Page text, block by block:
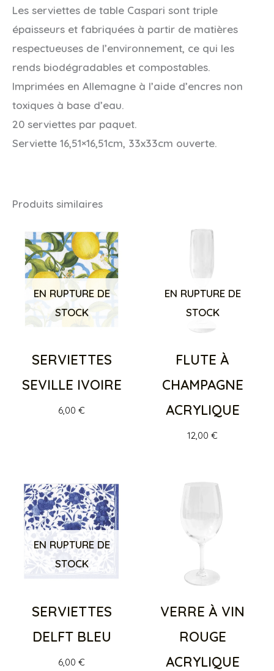
Les serviettes de table Caspari sont triple
épaisseurs et fabriquées à partir de matières
respectueuses de l’environnement, ce qui les
rends biodégradables et compostables.
Imprimées en Allemagne à l’aide d’encres non
toxiques à base d’eau.
20 serviettes par paquet.
Serviette 16,51×16,51cm, 33x33cm ouverte.
Produits similaires
EN RUPTURE DE
STOCK
SERVIETTES
SEVILLE IVOIRE
6,00 €
EN RUPTURE DE
STOCK
FLUTE À
CHAMPAGNE
ACRYLIQUE
12,00 €
EN RUPTURE DE
STOCK
SERVIETTES
DELFT BLEU
6,00 €
VERRE À VIN
ROUGE
ACRYLIQUE